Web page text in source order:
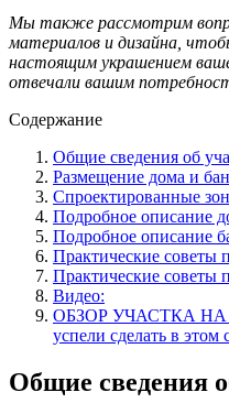
Мы также рассмотрим
материалов и дизайна,
настоящим украшением
отвечали вашим
Содержание
Общие сведения об
Размещение дома и
Спроектированные
Подробное описание
Подробное описание
Практические советы
Практические советы
Видео:
ОБЗОР УЧАСТКА НА
успели сделать в этом
Общие сведения